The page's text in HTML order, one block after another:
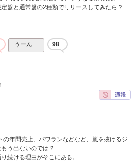
盤と通常盤の2種類でリリースしてみたら？
うーん… 98
の年間売上、パワランなどなど、嵐を抜けるジ
う出ないのでは？
続ける理由がそこにある。